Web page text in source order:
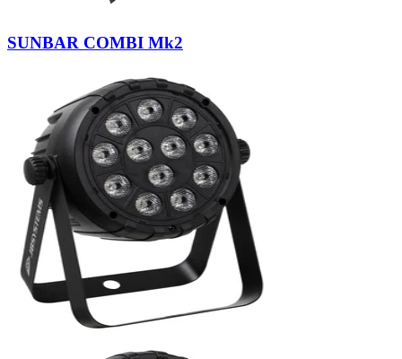
SUNBAR COMBI Mk2